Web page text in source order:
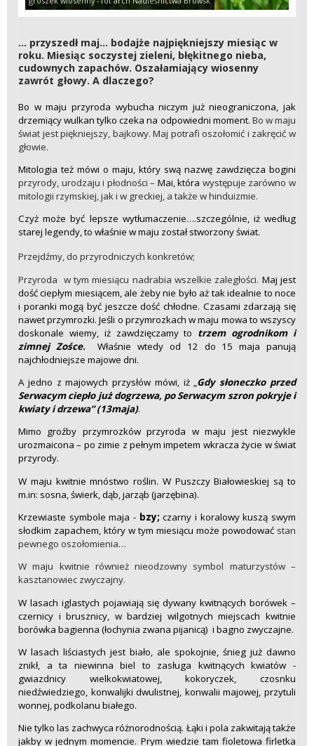
… przyszedł maj… bodajże najpiękniejszy miesiąc w
roku. Miesiąc soczystej zieleni, błękitnego nieba,
cudownych zapachów. Oszałamiający wiosenny
zawrót głowy. A dlaczego?
Bo w maju przyroda wybucha niczym już nieograniczona, jak
drzemiący wulkan tylko czeka na odpowiedni moment. Bo w maju
świat jest piękniejszy, bajkowy. Maj potrafi oszołomić i zakręcić w
głowie.
Mitologia też mówi o maju, który swą nazwę zawdzięcza bogini
przyrody, urodzaju i płodności – Mai, która występuje zarówno w
mitologii rzymskiej, jak i w greckiej, a także w hinduizmie.
Czyż może być lepsze wytłumaczenie….szczególnie, iż według
starej legendy, to właśnie w maju został stworzony świat.
Przejdźmy, do przyrodniczych konkretów;
Przyroda w tym miesiącu nadrabia wszelkie zaległości. Maj jest
dość ciepłym miesiącem, ale żeby nie było aż tak idealnie to noce
i poranki mogą być jeszcze dość chłodne. Czasami zdarzają się
nawet przymrozki. Jeśli o przymrozkach w maju mowa to wszyscy
doskonale wiemy, iż zawdzięczamy to trzem ogrodnikom i
zimnej Zośce.Właśnie wtedy od 12 do 15 maja panują
najchłodniejsze majowe dni.
A jedno z majowych przysłów mówi, iż „Gdy słoneczko przed
Serwacym ciepło już dogrzewa, po Serwacym szron pokryje i
kwiaty i drzewa” (13maja).
Mimo groźby przymrozków przyroda w maju jest niezwykle
urozmaicona – po zimie z pełnym impetem wkracza życie w świat
przyrody.
W maju kwitnie mnóstwo roślin. W Puszczy Białowieskiej są to
m.in: sosna, świerk, dąb, jarząb (jarzębina).
Krzewiaste symbole maja - bzy; czarny i koralowy kuszą swym
słodkim zapachem, który w tym miesiącu może powodować stan
pewnego oszołomienia…
W maju kwitnie również nieodzowny symbol maturzystów –
kasztanowiec zwyczajny.
W lasach iglastych pojawiają się dywany kwitnących borówek –
czernicy i brusznicy, w bardziej wilgotnych miejscach kwitnie
borówka bagienna (łochynia zwana pijanicą) i bagno zwyczajne.
W lasach liściastych jest biało, ale spokojnie, śnieg już dawno
znikł, a ta niewinna biel to zasługa kwitnących kwiatów -
gwiazdnicy wielkokwiatowej, kokoryczek, czosnku
niedźwiedziego, konwalijki dwulistnej, konwalii majowej, przytuli
wonnej, podkolanu białego.
Nie tylko las zachwyca różnorodnością. Łąki i pola zakwitają także
jakby w jednym momencie. Prym wiedzie tam fioletowa firletka